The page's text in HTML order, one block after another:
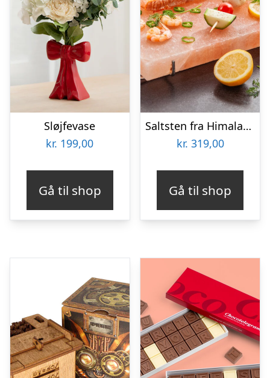
Sløjfevase
kr. 199,00
Gå til shop
Saltsten fra Himalaya – KitchPro
kr. 319,00
Gå til shop